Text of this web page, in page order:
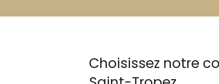
Choisissez notre